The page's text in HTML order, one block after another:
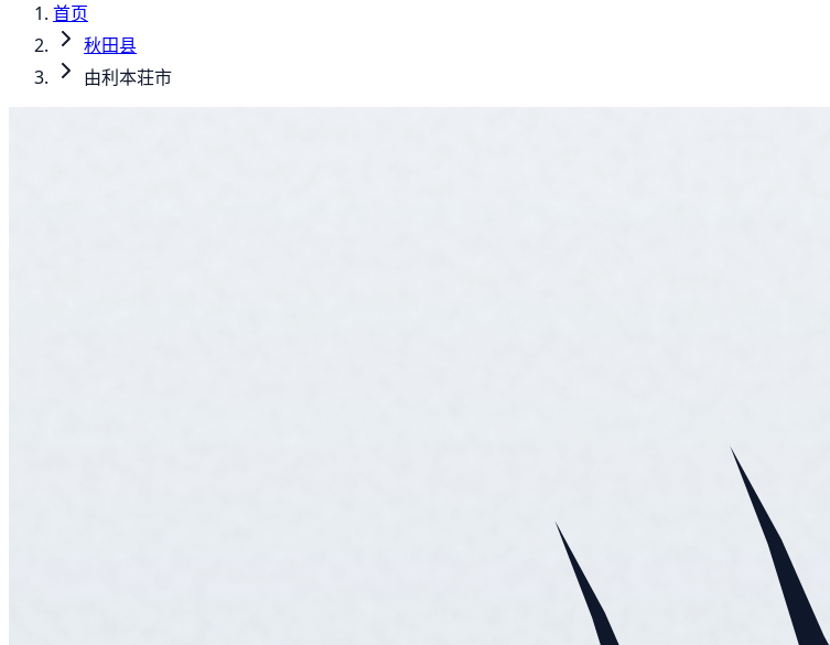
首页
秋田县
由利本荘市